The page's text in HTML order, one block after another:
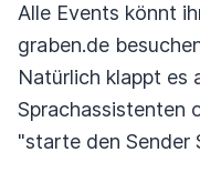
Alle Events könnt
graben.de
Natürlich klappt es
Sprachassistenten
"starte den Sender